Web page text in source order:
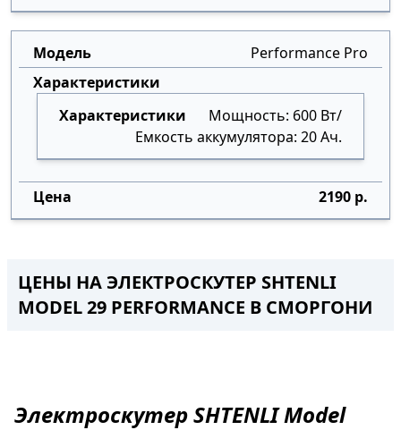
Performance Pro
Мощность: 600 Вт/
Емкость аккумулятора: 20 Ач.
2190 р.
ЦЕНЫ НА ЭЛЕКТРОСКУТЕР SHTENLI
MODEL 29 PERFORMANCE В СМОРГОНИ
ЭлектроскутерSHTENLI Model